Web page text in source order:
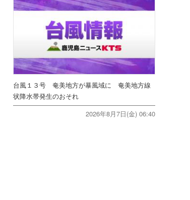
台風１３号 奄美地方が暴風域に 奄美地方線
状降水帯発生のおそれ
2026年8月7日(金) 06:40